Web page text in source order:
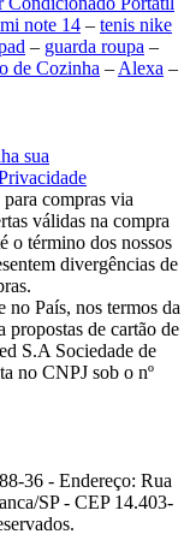
note 14 – tenis nike
– guarda roupa –
de Cozinha – Alexa –
sua
compras via
válidas na compra
o término dos nossos
divergências de
País, nos termos da
de cartão de
S.A Sociedade de
no CNPJ sob o nº
36 - Endereço: Rua
SP - CEP 14.403-